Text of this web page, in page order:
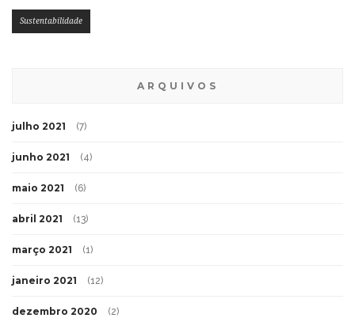
Sustentabilidade
ARQUIVOS
julho 2021 (7)
junho 2021 (4)
maio 2021 (6)
abril 2021 (13)
março 2021 (1)
janeiro 2021 (12)
dezembro 2020 (2)